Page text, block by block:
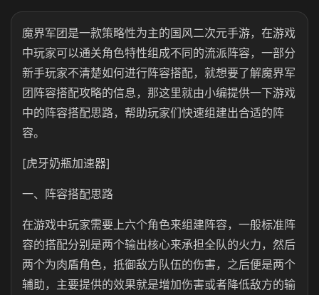
魔界军团是一款策略性为主的国风二次元手游，在游戏
中玩家可以通关角色特性组成不同的流派阵容，一部分
新手玩家不清楚如何进行阵容搭配，就想要了解魔界军
团阵容搭配攻略的信息，那这里就由小编提供一下游戏
中的阵容搭配思路，帮助玩家们快速组建出合适的阵
容。
[虎牙奶瓶加速器]
一、阵容搭配思路
在游戏中玩家需要上六个角色来组建阵容，一般标准阵
容的搭配分别是两个输出核心来承担全队的火力，然后
两个为肉盾角色，抵御敌方队伍的伤害，之后便是两个
辅助，主要提供的效果就是增加伤害或者降低敌方的输